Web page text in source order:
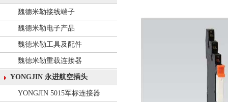
魏德米勒接线端子
魏德米勒电子产品
魏德米勒工具及配件
魏德米勒重载连接器
YONGJIN 永进航空插头
YONGJIN 5015军标连接器